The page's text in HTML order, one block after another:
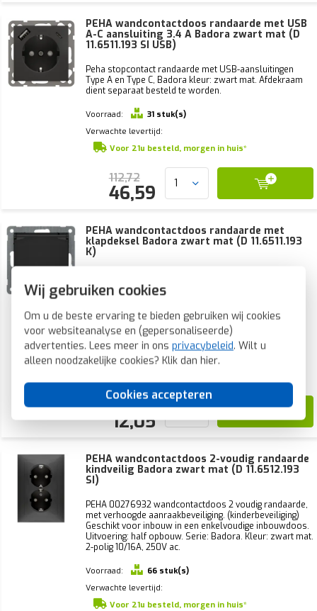
Wij gebruiken cookies
Om u de beste ervaring te bieden gebruiken wij cookies
voor websiteanalyse en (gepersonaliseerde)
advertenties. Lees meer in ons privacybeleid. Wilt u
alleen noodzakelijke cookies? Klik dan hier.
Cookies accepteren
PEHA wandcontactdoos randaarde met USB
A-C aansluiting 3.4 A Badora zwart mat (D
11.6511.193 SI USB)
Peha stopcontact randaarde met USB-aansluitingen
Type A en Type C, Badora kleur: zwart mat. Afdekraam
dient separaat besteld te worden.
Voorraad:
31 stuk(s)
Verwachte levertijd:
Voor 21u besteld, morgen in huis*
112,72
46,59
PEHA wandcontactdoos randaarde met
klapdeksel Badora zwart mat (D 11.6511.193
K)
beschermingscontact (randaarde) en klapdeksel, 16A
250V AC. Bedrading aansluiten middels
Kleur: zwart mat.
Voorraad:
33 stuk(s)
Verwachte levertijd:
28,05
12,05
PEHA wandcontactdoos 2-voudig randaarde
kindveilig Badora zwart mat (D 11.6512.193
SI)
PEHA 00276932 wandcontactdoos 2 voudig randaarde,
met verhoogde aanraakbeveiliging. (kinderbeveiliging)
Geschikt voor inbouw in een enkelvoudige inbouwdoos.
Uitvoering: half opbouw. Serie: Badora. Kleur: zwart mat.
2-polig 10/16A, 250V ac.
Voorraad:
66 stuk(s)
Verwachte levertijd:
Voor 21u besteld, morgen in huis*